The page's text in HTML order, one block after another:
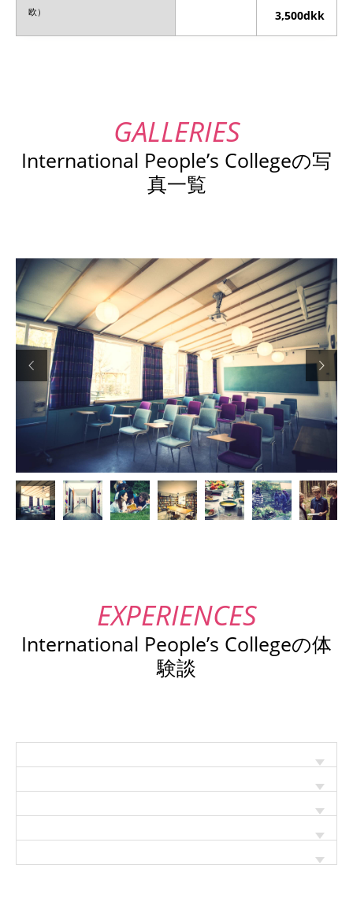
欧）
3,500dkk
International People’s Collegeの写
真一覧
 
International People’s Collegeの体
験談